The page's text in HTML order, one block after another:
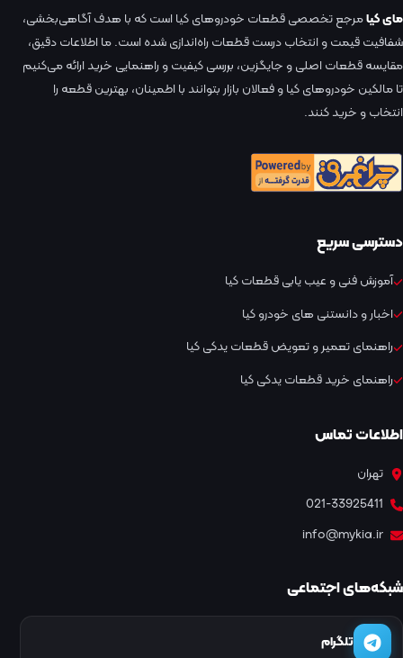
مای کیامرجع تخصصی قطعات خودروهای کیا است که با هدف آگاهی‌بخشی،
شفافیت قیمت و انتخاب درست قطعات راه‌اندازی شده است. ما اطلاعات دقیق،
مقایسه قطعات اصلی و جایگزین، بررسی کیفیت و راهنمایی خرید ارائه می‌کنیم
تا مالکین خودروهای کیا و فعالان بازار بتوانند با اطمینان، بهترین قطعه را
انتخاب و خرید کنند.
دسترسی سریع
آموزش فنی و عیب یابی قطعات کیا
اخبار و دانستنی های خودرو کیا
راهنمای تعمیر و تعویض قطعات یدکی کیا
راهنمای خرید قطعات یدکی کیا
اطلاعات تماس
تهران
021-33925411
info@mykia.ir
شبکه‌های اجتماعی
تلگرام